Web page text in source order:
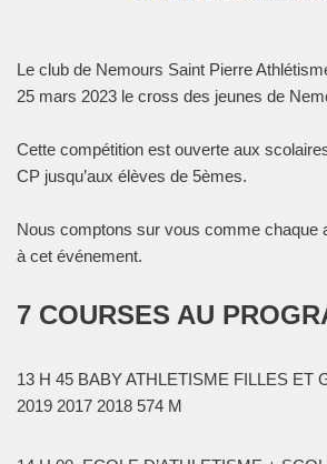
Le club de Nemours Saint Pierre
25 mars 2023 le cross des jeunes de
Cette compétition est ouverte aux
CP jusqu’aux élèves de 5èmes.
Nous comptons sur vous comme chaque
à cet événement.
7 COURSES AU
13 H 45 BABY ATHLETISME FILLES ET
2019 2017 2018 574 M